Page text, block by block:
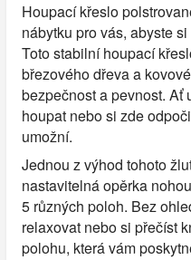
Houpací křeslo
nábytku pro vás, abyste
Toto stabilní houpací
březového dřeva a
bezpečnost a pevnost. Ať
houpat nebo si zde
umožní.
Jednou z výhod tohoto
nastavitelná opěrka
5 různých poloh. Bez
relaxovat nebo si přečíst
polohu, která vám